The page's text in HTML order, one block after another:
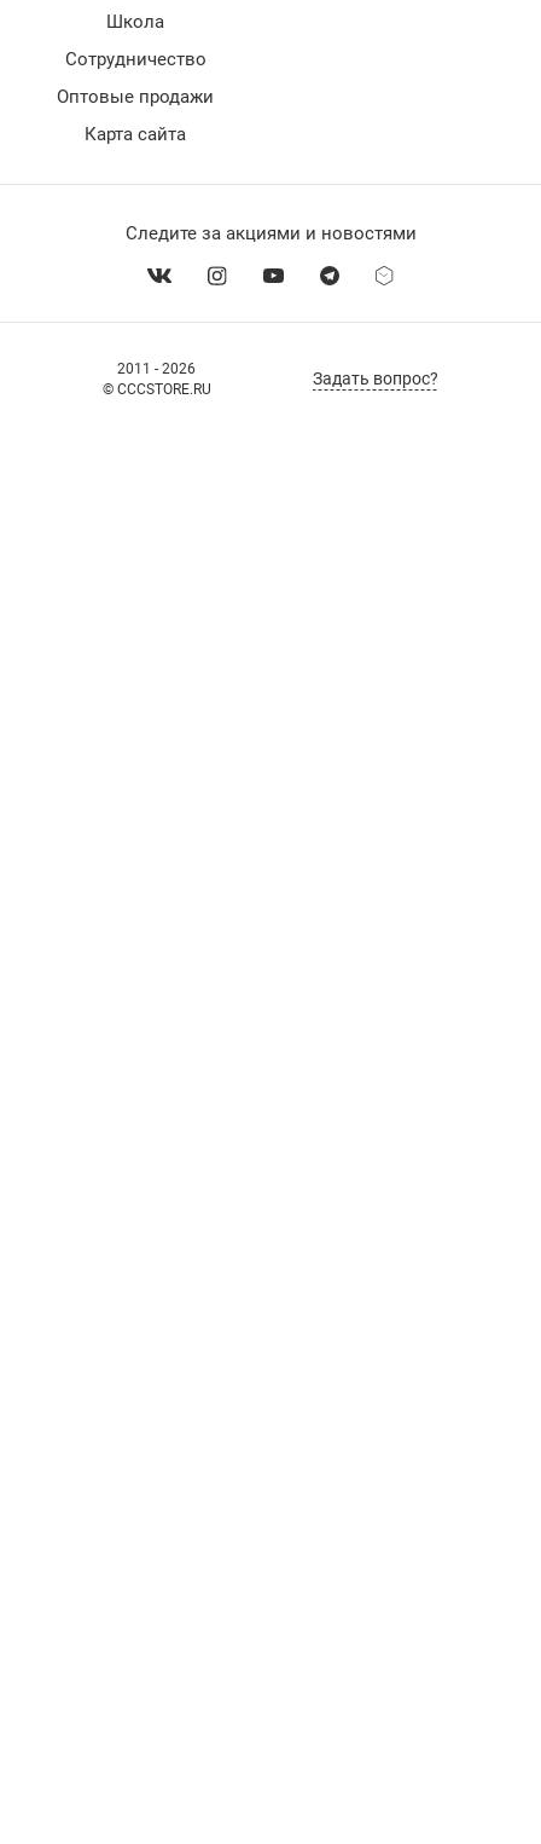
2011 - 2026
© CCCSTORE.RU
Задать вопрос?
Школа
Сотрудничество
Оптовые продажи
Карта сайта
Следите за акциями и новостями